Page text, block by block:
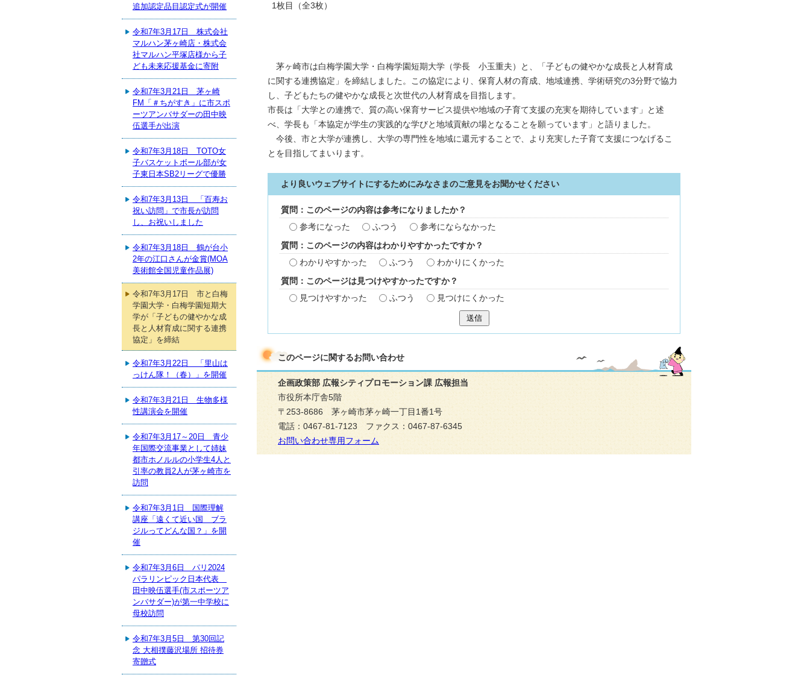
1枚目（全3枚）
茅ヶ崎市は白梅学園大学・白梅学園短期大学（学長 小玉重夫）と、「子どもの健やかな成長と人材育成
に関する連携協定」を締結しました。この協定により、保育人材の育成、地域連携、学術研究の3分野で協力
し、子どもたちの健やかな成長と次世代の人材育成を目指します。
市長は「大学との連携で、質の高い保育サービス提供や地域の子育て支援の充実を期待しています」と述
べ、学長も「本協定が学生の実践的な学びと地域貢献の場となることを願っています」と語りました。
今後、市と大学が連携し、大学の専門性を地域に還元することで、より充実した子育て支援につなげるこ
とを目指してまいります。
より良いウェブサイトにするためにみなさまのご意見をお聞かせください
質問：このページの内容は参考になりましたか？
参考になった
ふつう 参考にならなかった
質問：このページの内容はわかりやすかったですか？
わかりやすかった
ふつう わかりにくかった
質問：このページは見つけやすかったですか？
見つけやすかった
ふつう 見つけにくかった
送信
このページに関するお問い合わせ
企画政策部 広報シティプロモーション課 広報担当
市役所本庁舎5階
〒253-8686 茅ヶ崎市茅ヶ崎一丁目1番1号
電話：0467-81-7123 ファクス：0467-87-6345
お問い合わせ専用フォーム
追加認定品目認定式が開催
令和7年3月17日 株式会社
マルハン茅ヶ崎店・株式会
社マルハン平塚店様から子
ども未来応援基金に寄附
令和7年3月21日 茅ヶ崎
FM「＃ちがすき」に市スポ
ーツアンバサダーの田中映
伍選手が出演
令和7年3月18日 TOTO女
子バスケットボール部が女
子東日本SB2リーグで優勝
令和7年3月13日 「百寿お
祝い訪問」で市長が訪問
し、お祝いしました
令和7年3月18日 鶴が台小
2年の江口さんが金賞(MOA
美術館全国児童作品展)
令和7年3月17日 市と白梅
学園大学・白梅学園短期大
学が「子どもの健やかな成
長と人材育成に関する連携
協定」を締結
令和7年3月22日 「里山は
っけん隊！（春）」を開催
令和7年3月21日 生物多様
性講演会を開催
令和7年3月17～20日 青少
年国際交流事業として姉妹
都市ホノルルの小学生4人と
引率の教員2人が茅ヶ崎市を
訪問
令和7年3月1日 国際理解
講座「遠くて近い国 ブラ
ジルってどんな国？」を開
催
令和7年3月6日 パリ2024
パラリンピック日本代表
田中映伍選手(市スポーツア
ンバサダー)が第一中学校に
母校訪問
令和7年3月5日 第30回記
念 大相撲藤沢場所 招待券
寄贈式